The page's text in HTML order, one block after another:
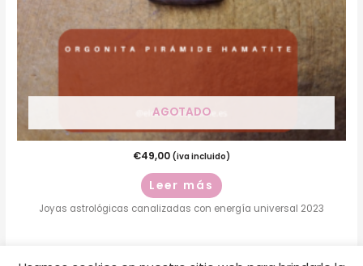
AGOTADO
€49,00 (iva incluido)
Leer más
Joyas astrológicas canalizadas con energía universal 2023